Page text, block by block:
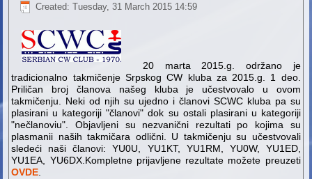
Created: Tuesday, 31 March 2015 14:59
20 marta 2015.g. održano je
tradicionalno takmičenje Srpskog CW kluba za 2015.g. 1 deo.
Priličan broj članova našeg kluba je učestvovalo u ovom
takmičenju. Neki od njih su ujedno i članovi SCWC kluba pa su
plasirani u kategoriji "članovi" dok su ostali plasirani u kategoriji
"nečlanoviu". Objavljeni su nezvanični rezultati po kojima su
plasmanii naših takmičara odlični. U takmičenju su učestvovali
sledeći naši članovi: YU0U, YU1KT, YU1RM, YU0W, YU1ED,
YU1EA, YU6DX.Kompletne prijavljene rezultate možete preuzeti
OVDE.